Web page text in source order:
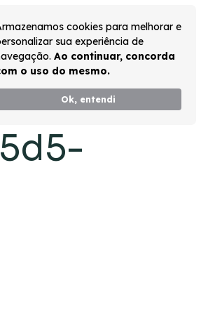
cookies para melhorar e
sua experiência de
Ao continuar, concorda
o uso do mesmo.
Ok, entendi
Monte seu Kit